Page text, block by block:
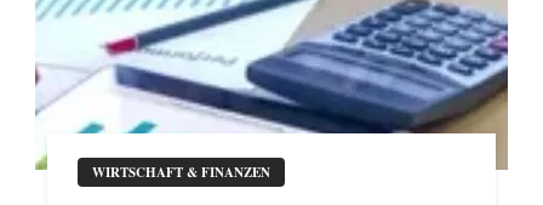
WIRTSCHAFT & FINANZEN